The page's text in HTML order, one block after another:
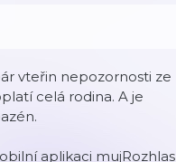
vteřin nepozornosti ze
celá rodina. A je
aplikaci mujRozhlas